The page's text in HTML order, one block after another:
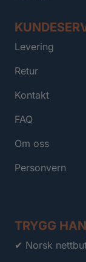
Levering
Retur
Kontakt
FAQ
Om oss
Personvern
TRYGG
✔ Norsk